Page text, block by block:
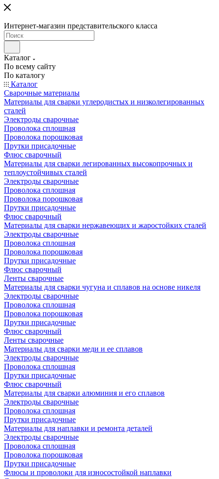
Интернет-магазин представительского класса
Каталог
По всему сайту
По каталогу
Каталог
Сварочные материалы
Материалы для сварки углеродистых и низколегированных
сталей
Электроды сварочные
Проволока сплошная
Проволока порошковая
Прутки присадочные
Флюс сварочный
Материалы для сварки легированных высокопрочных и
теплоустойчивых сталей
Электроды сварочные
Проволока сплошная
Проволока порошковая
Прутки присадочные
Флюс сварочный
Материалы для сварки нержавеющих и жаростойких сталей
Электроды сварочные
Проволока сплошная
Проволока порошковая
Прутки присадочные
Флюс сварочный
Ленты сварочные
Материалы для сварки чугуна и сплавов на основе никеля
Электроды сварочные
Проволока сплошная
Проволока порошковая
Прутки присадочные
Флюс сварочный
Ленты сварочные
Материалы для сварки меди и ее сплавов
Электроды сварочные
Проволока сплошная
Прутки присадочные
Флюс сварочный
Материалы для сварки алюминия и его сплавов
Электроды сварочные
Проволока сплошная
Прутки присадочные
Материалы для наплавки и ремонта деталей
Электроды сварочные
Проволока сплошная
Проволока порошковая
Прутки присадочные
Флюсы и проволоки для износостойкой наплавки